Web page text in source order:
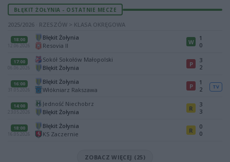
BŁĘKIT ŻOŁYNIA - OSTATNIE MECZE
2025/2026 · RZESZÓW > KLASA OKRĘGOWA
18:00
12.06.2026
Błękit Żołynia
Resovia II
W
1
0
17:00
06.06.2026
Sokół Sokołów Małopolski
Błękit Żołynia
P
3
2
16:00
31.05.2026
Błękit Żołynia
Włókniarz Rakszawa
P
1
2
TV
14:00
23.05.2026
Jedność Niechobrz
Błękit Żołynia
R
3
3
18:00
16.05.2026
Błękit Żołynia
KS Zaczernie
R
0
0
ZOBACZ WIĘCEJ (25)